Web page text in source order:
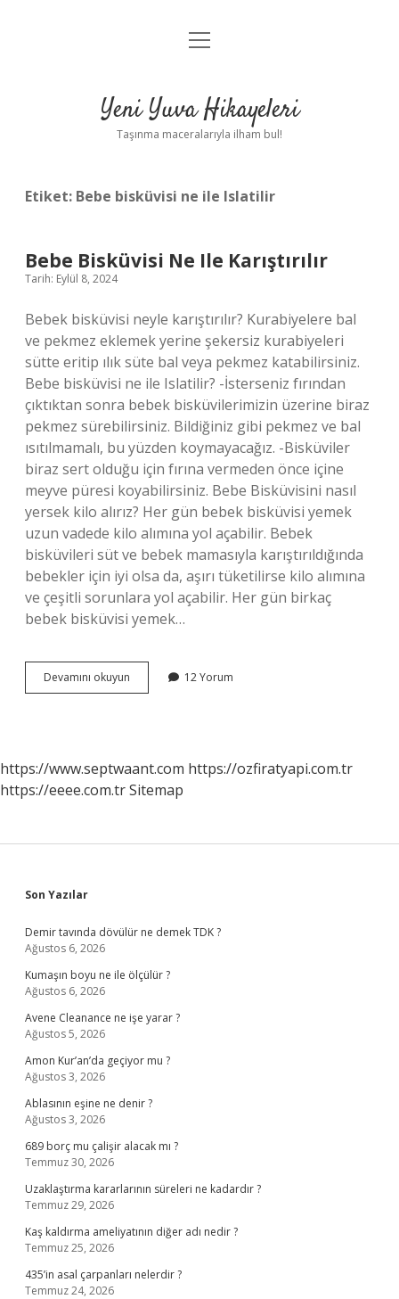
Anasayfa
Yasal Uyarı
menüyü
Yeni Yuva Hikayeleri
Taşınma maceralarıyla ilham bul!
Etiket: Bebe bisküvisi ne ile Islatilir
Bebe Bisküvisi Ne Ile Karıştırılır
Tarih: Eylül 8, 2024
Bebek bisküvisi neyle karıştırılır? Kurabiyelere bal
ve pekmez eklemek yerine şekersiz kurabiyeleri
sütte eritip ılık süte bal veya pekmez katabilirsiniz.
Bebe bisküvisi ne ile Islatilir? -İsterseniz fırından
çıktıktan sonra bebek bisküvilerimizin üzerine biraz
pekmez sürebilirsiniz. Bildiğiniz gibi pekmez ve bal
ısıtılmamalı, bu yüzden koymayacağız. -Bisküviler
biraz sert olduğu için fırına vermeden önce içine
meyve püresi koyabilirsiniz. Bebe Bisküvisini nasıl
yersek kilo alırız? Her gün bebek bisküvisi yemek
uzun vadede kilo alımına yol açabilir. Bebek
bisküvileri süt ve bebek mamasıyla karıştırıldığında
bebekler için iyi olsa da, aşırı tüketilirse kilo alımına
ve çeşitli sorunlara yol açabilir. Her gün birkaç
bebek bisküvisi yemek…
Devamını okuyun
Bisküvisi
12 Yorum
https://www.septwaant.com https://ozfiratyapi.com.tr
https://eeee.com.trSitemap
Sidebar
Son Yazılar
Demir tavında dövülür ne demek TDK ?
Ağustos 6, 2026
Kumaşın boyu ne ile ölçülür ?
Ağustos 6, 2026
Avene Cleanance ne işe yarar ?
Ağustos 5, 2026
Amon Kur’an’da geçiyor mu ?
Ağustos 3, 2026
Ablasının eşine ne denir ?
Ağustos 3, 2026
689 borç mu çalişir alacak mı ?
Temmuz 30, 2026
Uzaklaştırma kararlarının süreleri ne kadardır ?
Temmuz 29, 2026
Kaş kaldırma ameliyatının diğer adı nedir ?
Temmuz 25, 2026
435’in asal çarpanları nelerdir ?
Temmuz 24, 2026